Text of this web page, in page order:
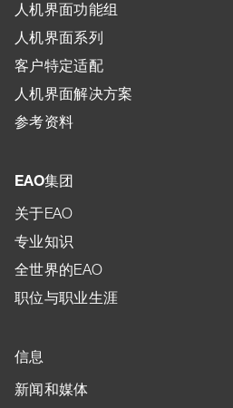
人机界面功能组
人机界面系列
客户特定适配
人机界面解决方案
参考资料
EAO集团
关于EAO
专业知识
全世界的EAO
职位与职业生涯
信息
新闻和媒体